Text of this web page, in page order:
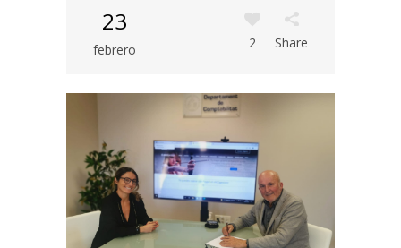
23
febrero 2 Share